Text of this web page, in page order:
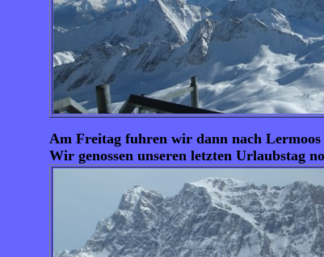
Am Freitag fuhren wir dann nach
Wir genossen unseren letzten Urlaubstag